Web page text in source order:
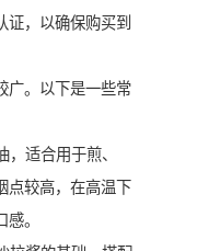
证，以确保购买到
广。以下是一些常
适合用于煎、
点较高，在高温下
。